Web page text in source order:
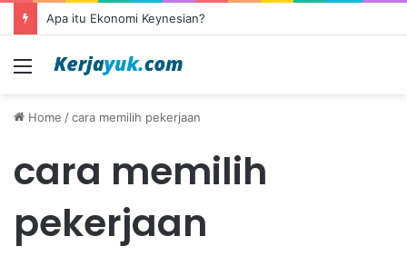
Apa itu Ekonomi Keynesian?
Menu
Home /cara memilih pekerjaan
cara memilih
pekerjaan